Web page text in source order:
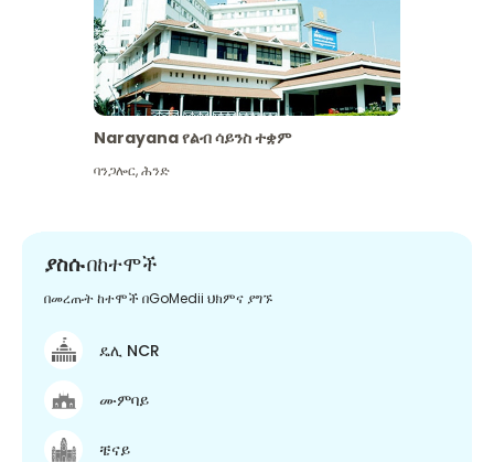
Narayana የልብ ሳይንስ ተቋም
ባንጋሎር,ሕንድ
ያስሱበከተሞች
በመረጡት ከተሞች በGoMedii ህክምና ያግኙ
ዴሊ NCR
ሙምባይ
ቼናይ